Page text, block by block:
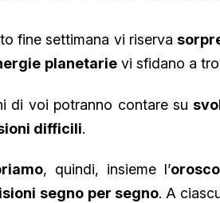
fine settimana vi riserva
planetarie vi sfidano a
di voi potranno contare su
difficili.
, quindi, insieme l’
segno per segno. A